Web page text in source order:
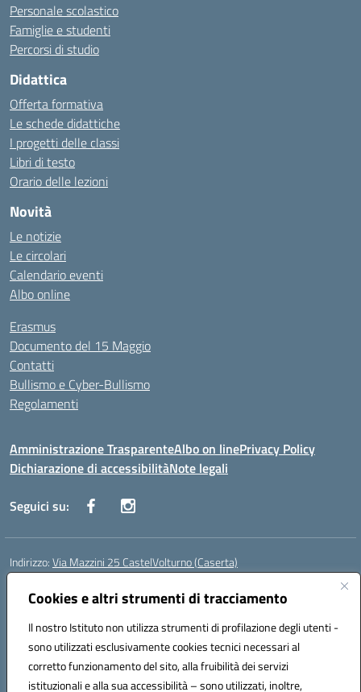
Cookies e altri strumenti di tracciamento
Il nostro Istituto non utilizza strumenti di profilazione degli utenti -
sono utilizzati esclusivamente cookies tecnici necessari al
corretto funzionamento del sito, alla fruibilità dei servizi
istituzionali e alla sua accessibilità – sono utilizzati, inoltre,
Personale scolastico
Famiglie e studenti
Percorsi di studio
Didattica
Offerta formativa
Le schede didattiche
I progetti delle classi
Libri di testo
Orario delle lezioni
Novità
Le notizie
Le circolari
Calendario eventi
Albo online
Erasmus
Documento del 15 Maggio
Contatti
Bullismo e Cyber-Bullismo
Regolamenti
Amministrazione TrasparenteAlbo on linePrivacy Policy
Dichiarazione di accessibilitàNote legali
Seguici su:
Indirizzo:Via Mazzini 25 CastelVolturno (Caserta)
Centralino:
Posta elettronica certificata (PEC):ceis014005@pec.istruzione.it
Codice fiscale: 93063510619
Codice meccanografico:CEIS014005
Codice Indice delle Pubbliche Amministrazioni (IPA): istsc_ceis014005
Codice unico di fatturazione (CUF): UOU8EW